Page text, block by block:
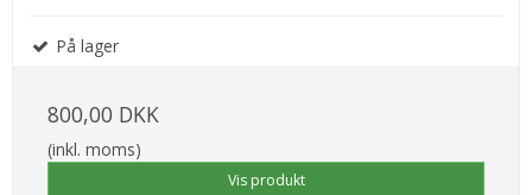
På lager
800,00 DKK
(inkl. moms)
Vis produkt